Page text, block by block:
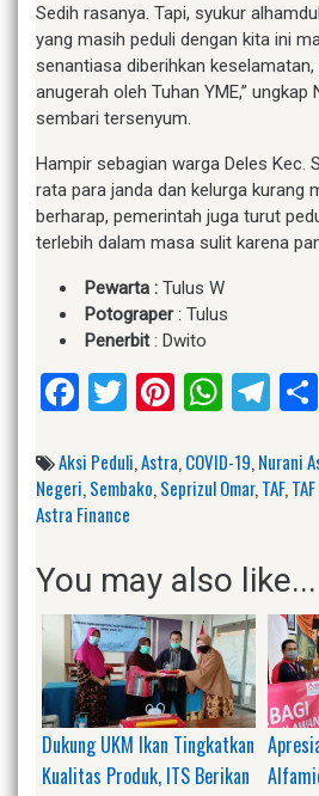
Sedih rasanya. Tapi, syukur
yang masih peduli dengan kita ini
senantiasa diberihkan
anugerah oleh Tuhan YME,” ungkap
sembari tersenyum.
Hampir sebagian warga Deles Kec.
rata para janda dan kelurga kurang
berharap, pemerintah juga turut
terlebih dalam masa sulit karena
Pewarta : Tulus W
Potograper: Tulus
Penerbit: Dwito
Facebook
Twitter
Pinterest
Aksi Peduli,Astra,COVID-19,Nurani
Negeri,Sembako,Seprizul Omar,TAF,
Astra Finance
You may also like...
Dukung UKM Ikan Tingkatkan
Kualitas Produk, ITS Berikan